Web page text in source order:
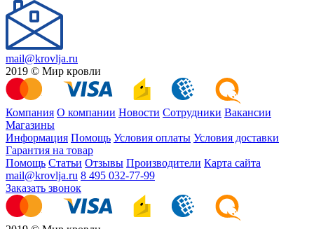
mail@krovlja.ru
2019 © Мир кровли
Компания О компании Новости Сотрудники Вакансии
Магазины
Информация Помощь Условия оплаты Условия доставки
Гарантия на товар
Помощь Статьи Отзывы Производители Карта сайта
mail@krovlja.ru 8 495 032-77-99
Заказать звонок